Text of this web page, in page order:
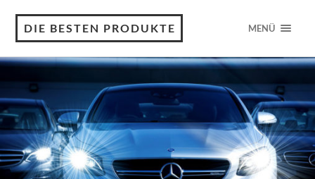
DIE BESTEN PRODUKTE MENÜ